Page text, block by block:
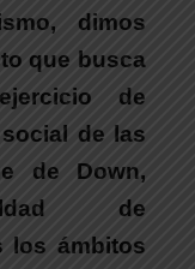
dimos
que busca
de
de las
de Down,
de
los ámbitos